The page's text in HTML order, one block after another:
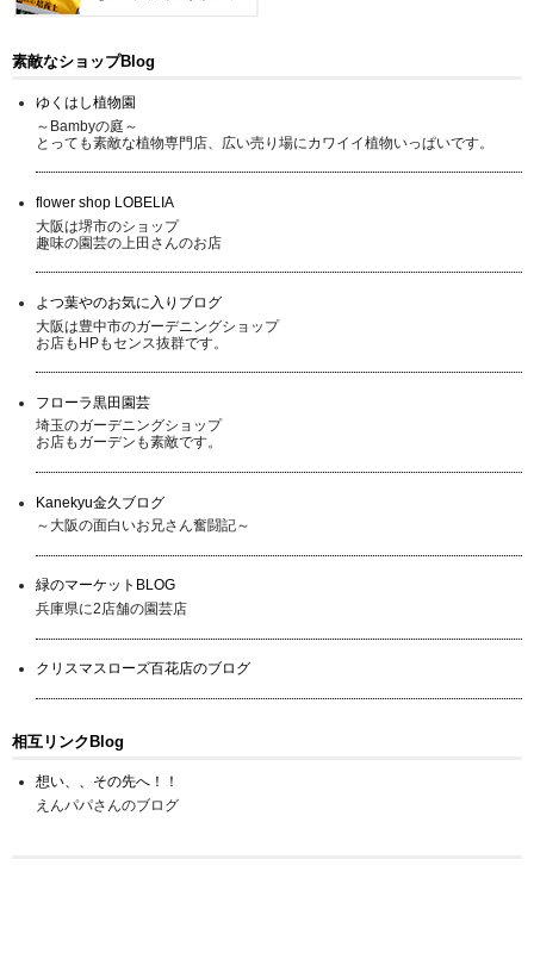
素敵なショップBlog
ゆくはし植物園
～Bambyの庭～
とっても素敵な植物専門店、広い売り場にカワイイ植物いっぱいです。
flower shop LOBELIA
大阪は堺市のショップ
趣味の園芸の上田さんのお店
よつ葉やのお気に入りブログ
大阪は豊中市のガーデニングショップ
お店もHPもセンス抜群です。
フローラ黒田園芸
埼玉のガーデニングショップ
お店もガーデンも素敵です。
Kanekyu金久ブログ
～大阪の面白いお兄さん奮闘記～
緑のマーケットBLOG
兵庫県に2店舗の園芸店
クリスマスローズ百花店のブログ
相互リンクBlog
想い、、その先へ！！
えんパパさんのブログ